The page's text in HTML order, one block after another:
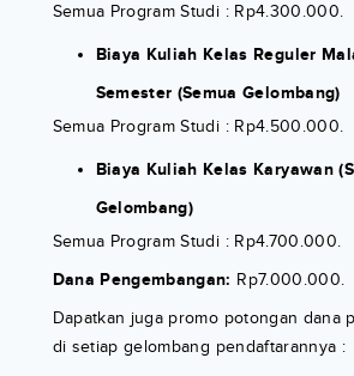
Semua Program Studi : Rp4.300.000.
Biaya Kuliah Kelas Reguler
Semester (Semua Gelombang)
Semua Program Studi : Rp4.500.000.
Biaya Kuliah Kelas Karyawan
Gelombang)
Semua Program Studi : Rp4.700.000.
Dana Pengembangan: Rp7.000.000.
Dapatkan juga promo potongan dana
di setiap gelombang pendaftarannya :